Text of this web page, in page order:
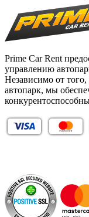
Prime Car Rent
управлению
Независимо от
автопарк, мы